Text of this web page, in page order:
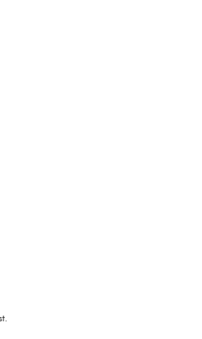
sich in einem neuen Tab)